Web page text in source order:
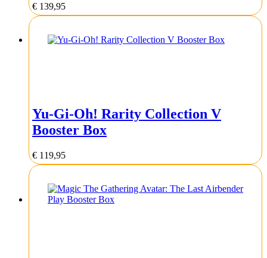
€ 139,95
Yu-Gi-Oh! Rarity Collection V
Booster Box
€ 119,95